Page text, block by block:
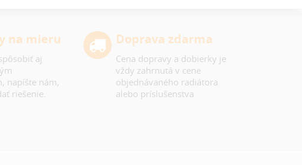
na mieru
aj
napíšte nám,
riešenie.
Doprava zdarma
Cena dopravy a dobierky je
vždy zahrnutá v cene
objednávaného radiátora
alebo príslušenstva